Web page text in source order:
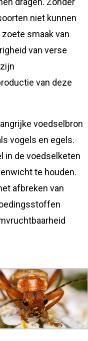
niet kunnen
smaak van
van verse
van deze
voedselbron
vogels en egels.
in de voedselketen
te houden.
afbreken van